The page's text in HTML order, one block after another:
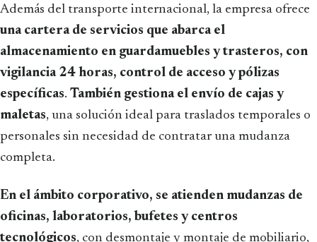
Además del transporte internacional, la empresa ofrece
una cartera de servicios que abarca el
almacenamiento en guardamuebles y trasteros, con
vigilancia 24 horas, control de acceso y pólizas
específicas. También gestiona el envío de cajas y
maletas, una solución ideal para traslados temporales o
personales sin necesidad de contratar una mudanza
completa.
En el ámbito corporativo, se atienden mudanzas de
oficinas, laboratorios, bufetes y centros
tecnológicos, con desmontaje y montaje de mobiliario,